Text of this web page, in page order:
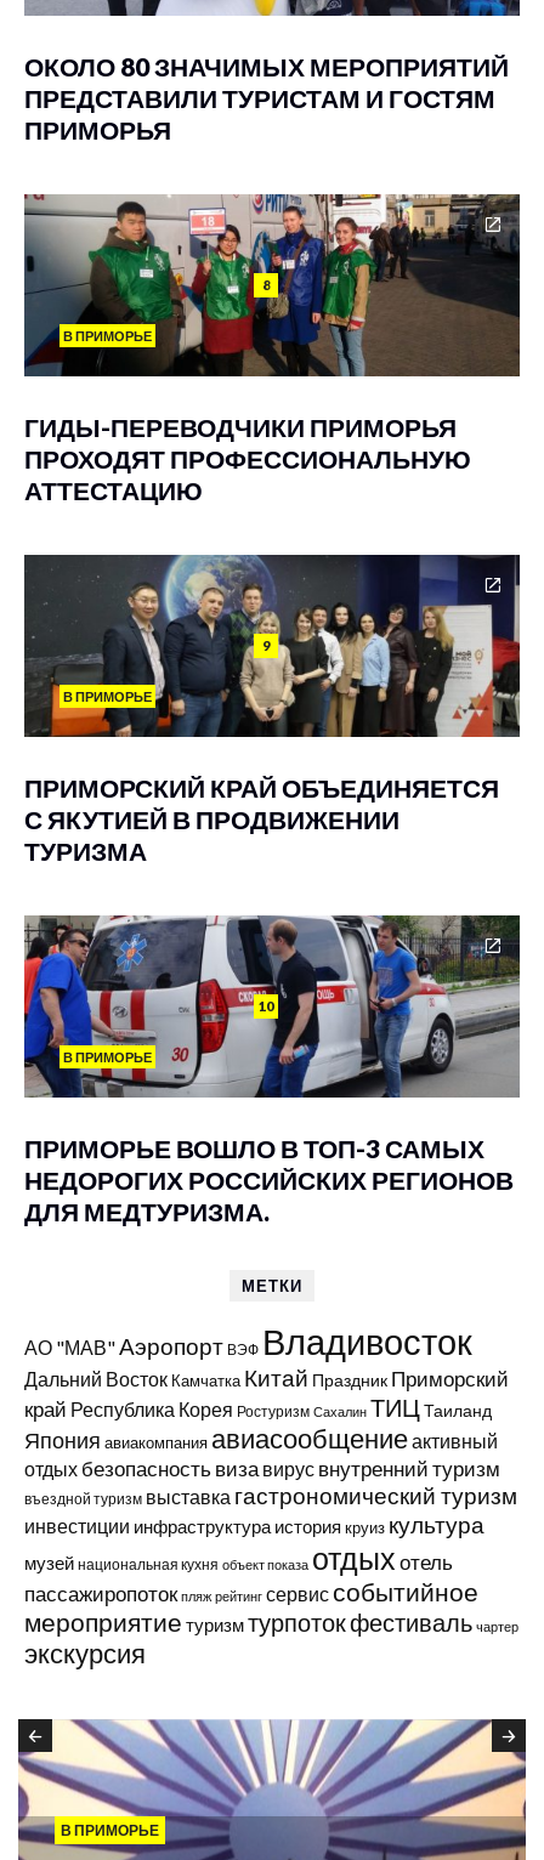
ОКОЛО 80 ЗНАЧИМЫХ МЕРОПРИЯТИЙ
ПРЕДСТАВИЛИ ТУРИСТАМ И ГОСТЯМ
ПРИМОРЬЯ
8
В ПРИМОРЬЕ
ГИДЫ-ПЕРЕВОДЧИКИ ПРИМОРЬЯ
ПРОХОДЯТ ПРОФЕССИОНАЛЬНУЮ
АТТЕСТАЦИЮ
9
В ПРИМОРЬЕ
ПРИМОРСКИЙ КРАЙ ОБЪЕДИНЯЕТСЯ
С ЯКУТИЕЙ В ПРОДВИЖЕНИИ
ТУРИЗМА
10
В ПРИМОРЬЕ
ПРИМОРЬЕ ВОШЛО В ТОП-3 САМЫХ
НЕДОРОГИХ РОССИЙСКИХ РЕГИОНОВ
ДЛЯ МЕДТУРИЗМА.
МЕТКИ
АО "МАВ"Аэропорт ВЭФ Владивосток
Дальний Восток Камчатка Китай Праздник Приморский
край Республика Корея Ростуризм Сахалин ТИЦТаиланд
Япония авиакомпания авиасообщениеактивный
отдых безопасность виза вирус внутренний туризм
въездной туризм выставка гастрономический туризм
инвестиции инфраструктура история круиз культура
музей национальная кухня объект показа отдыхотель
пассажиропоток пляж рейтинг сервис событийное
мероприятие туризмтурпотокфестиваль чартер
экскурсия
В ПРИМОРЬЕ